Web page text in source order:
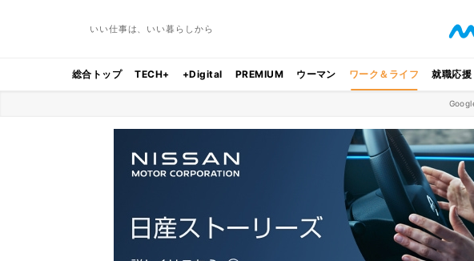
いい仕事は、いい暮らしから
総合トップ TECH+ +Digital PREMIUM ウーマン ワーク＆ライフ 就職応援